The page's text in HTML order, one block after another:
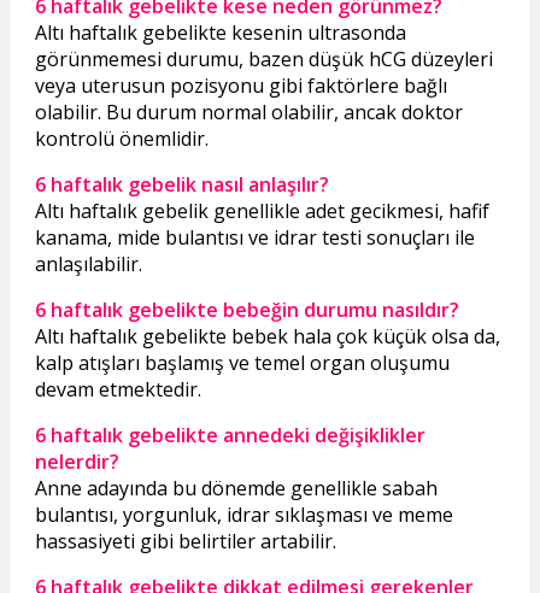
6 haftalık gebelikte kese neden görünmez?
Altı haftalık gebelikte kesenin ultrasonda
görünmemesi durumu, bazen düşük hCG düzeyleri
veya uterusun pozisyonu gibi faktörlere bağlı
olabilir. Bu durum normal olabilir, ancak doktor
kontrolü önemlidir.
6 haftalık gebelik nasıl anlaşılır?
Altı haftalık gebelik genellikle adet gecikmesi, hafif
kanama, mide bulantısı ve idrar testi sonuçları ile
anlaşılabilir.
6 haftalık gebelikte bebeğin durumu nasıldır?
Altı haftalık gebelikte bebek hala çok küçük olsa da,
kalp atışları başlamış ve temel organ oluşumu
devam etmektedir.
6 haftalık gebelikte annedeki değişiklikler
nelerdir?
Anne adayında bu dönemde genellikle sabah
bulantısı, yorgunluk, idrar sıklaşması ve meme
hassasiyeti gibi belirtiler artabilir.
6 haftalık gebelikte dikkat edilmesi gerekenler